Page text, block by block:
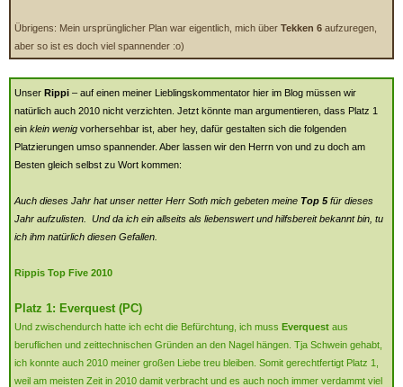
Übrigens: Mein ursprünglicher Plan war eigentlich, mich über Tekken 6 aufzuregen,
aber so ist es doch viel spannender :o)
Unser Rippi – auf einen meiner Lieblingskommentator hier im Blog müssen wir
natürlich auch 2010 nicht verzichten. Jetzt könnte man argumentieren, dass Platz 1
ein klein wenig vorhersehbar ist, aber hey, dafür gestalten sich die folgenden
Platzierungen umso spannender. Aber lassen wir den Herrn von und zu doch am
Besten gleich selbst zu Wort kommen:
Auch dieses Jahr hat unser netter Herr Soth mich gebeten meine Top 5für dieses
Jahr aufzulisten. Und da ich ein allseits als liebenswert und hilfsbereit bekannt bin, tu
ich ihm natürlich diesen Gefallen.
Rippis Top Five 2010
Platz 1: Everquest (PC)
Und zwischendurch hatte ich echt die Befürchtung, ich muss Everquest aus
beruflichen und zeittechnischen Gründen an den Nagel hängen. Tja Schwein gehabt,
ich konnte auch 2010 meiner großen Liebe treu bleiben. Somit gerechtfertigt Platz 1,
weil am meisten Zeit in 2010 damit verbracht und es auch noch immer verdammt viel